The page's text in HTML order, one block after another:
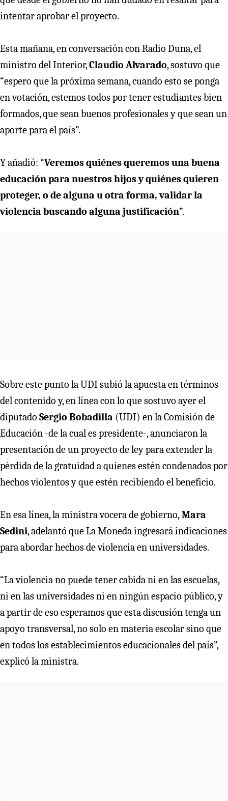
intentar aprobar el proyecto.
Esta mañana, en conversación con Radio Duna, el
ministro del Interior,Claudio Alvarado, sostuvo que
“espero que la próxima semana, cuando esto se ponga
en votación, estemos todos por tener estudiantes bien
formados, que sean buenos profesionales y que sean un
aporte para el país”.
Y añadió: “Veremos quiénes queremos una buena
educación para nuestros hijos y quiénes quieren
proteger, o de alguna u otra forma, validar la
violencia buscando alguna justificación”.
Sobre este punto la UDI subió la apuesta en términos
del contenido y, en línea con lo que sostuvo ayer el
diputado Sergio Bobadilla (UDI) en la Comisión de
Educación -de la cual es presidente-, anunciaron la
presentación de un proyecto de ley para extender la
pérdida de la gratuidad a quienes estén condenados por
hechos violentos y que estén recibiendo el beneficio.
En esa línea, la ministra vocera de gobierno, Mara
Sedini, adelantó que La Moneda ingresará indicaciones
para abordar hechos de violencia en universidades.
“La violencia no puede tener cabida ni en las escuelas,
ni en las universidades ni en ningún espacio público, y
a partir de eso esperamos que esta discusión tenga un
apoyo transversal, no solo en materia escolar sino que
en todos los establecimientos educacionales del país”,
explicó la ministra.